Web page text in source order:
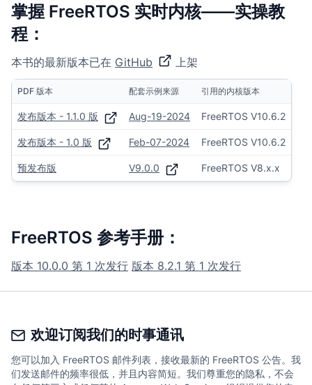
掌握 FreeRTOS 实时内核——实操教
程：
本书的最新版本已在 GitHub 上架
PDF 版本 配套示例来源 引用的内核版本
发布版本 - 1.1.0 版 Aug-19-2024 FreeRTOS V10.6.2
发布版本 - 1.0 版 Feb-07-2024 FreeRTOS V10.6.2
预发布版 V9.0.0 FreeRTOS V8.x.x
FreeRTOS 参考手册：
版本 10.0.0 第 1 次发行 版本 8.2.1 第 1 次发行
欢迎订阅我们的时事通讯
您可以加入 FreeRTOS 邮件列表，接收最新的 FreeRTOS 公告。我
们发送邮件的频率很低，并且内容简短。我们尊重您的隐私，不会